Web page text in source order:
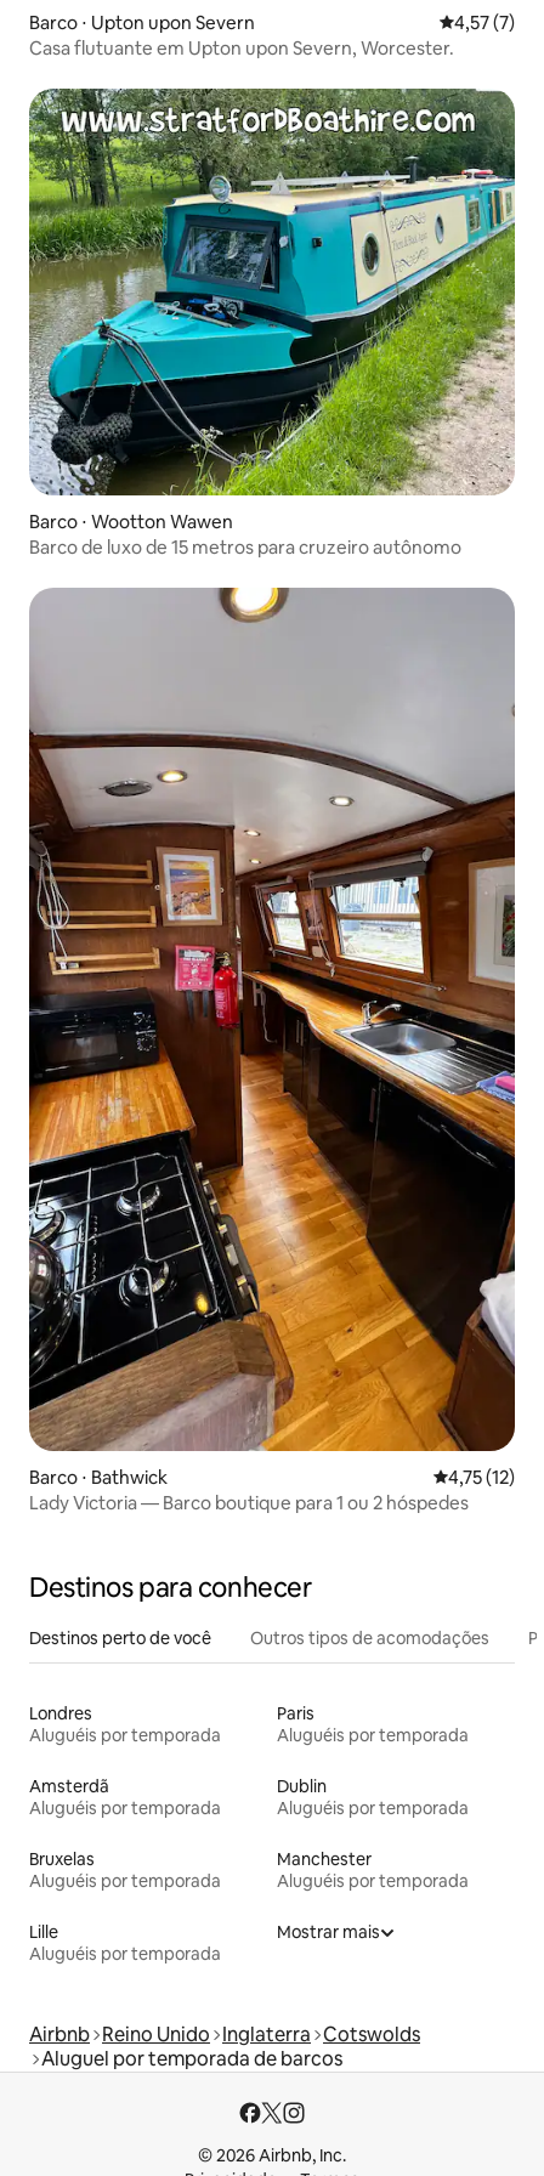
Barco ⋅ Upton upon Severn 4,57 de
4,57 (7)
Casa flutuante em Upton upon Severn, Worcester.
Barco ⋅ Wootton Wawen
Barco de luxo de 15 metros para cruzeiro autônomo
Barco ⋅ Bathwick 4,75 de uma
4,75 (12)
Lady Victoria — Barco boutique para 1 ou 2 hóspedes
Destinos para conhecer
Destinos perto de você Outros tipos de acomodações
Londres
Aluguéis por temporada
Paris
Aluguéis por temporada
Amsterdã
Aluguéis por temporada
Dublin
Aluguéis por temporada
Bruxelas
Aluguéis por temporada
Manchester
Aluguéis por temporada
Lille
Aluguéis por temporada
Mostrar mais
Airbnb Reino Unido Inglaterra Cotswolds
Aluguel por temporada de barcos
© 2026 Airbnb, Inc.